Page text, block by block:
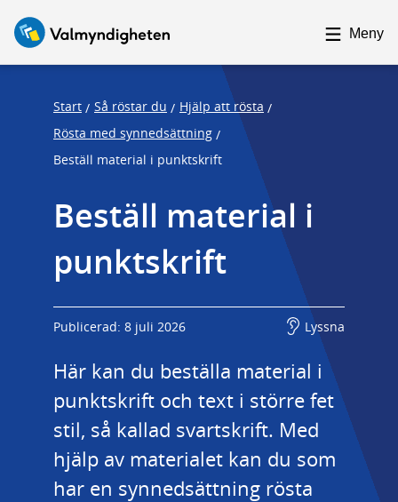
Meny
Start / Så röstar du / Hjälp att rösta /
Rösta med synnedsättning /
Beställ material i punktskrift
Beställ material i
punktskrift
Publicerad: 8 juli 2026 Lyssna
Här kan du beställa material i
punktskrift och text i större fet
stil, så kallad svartskrift. Med
hjälp av materialet kan du som
har en synnedsättning rösta
c
c